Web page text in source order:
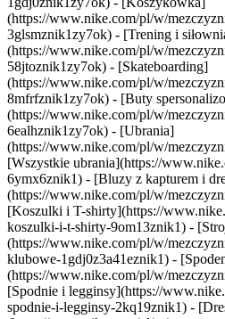
(https://www.nike.com/pl/w/
3glsmznik1zy7ok) - [Trening i
(https://www.nike.com/pl/w/
58jtoznik1zy7ok) - [Skateboarding]
(https://www.nike.com/pl/w/
8mfrfznik1zy7ok) - [Buty
(https://www.nike.com/pl/w/
6ealhznik1zy7ok) - [Ubrania]
(https://www.nike.com/pl/w/
[Wszystkie ubrania](https://
6ymx6znik1) - [Bluzy z kapturem i
(https://www.nike.com/pl/w/
[Koszulki i T-shirty](https://
koszulki-i-t-shirty-9om13znik1) -
(https://www.nike.com/pl/w/
klubowe-1gdj0z3a41eznik1) -
(https://www.nike.com/pl/w/
[Spodnie i legginsy](https://
spodnie-i-legginsy-2kq19znik1) -